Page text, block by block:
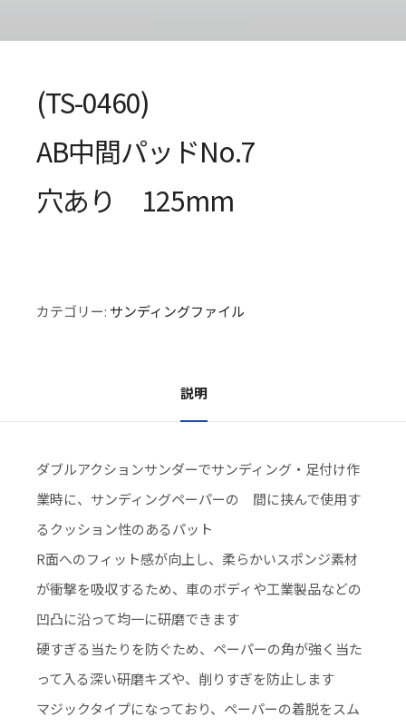
(TS-0460)
AB中間パッドNo.7
穴あり 125mm
カテゴリー: サンディングファイル
説明
ダブルアクションサンダーでサンディング・足付け作
業時に、サンディングペーパーの 間に挟んで使用す
るクッション性のあるパット
R面へのフィット感が向上し、柔らかいスポンジ素材
が衝撃を吸収するため、車のボディや工業製品などの
凹凸に沿って均一に研磨できます
硬すぎる当たりを防ぐため、ペーパーの角が強く当た
って入る深い研磨キズや、削りすぎを防止します
マジックタイプになっており、ペーパーの着脱をスム